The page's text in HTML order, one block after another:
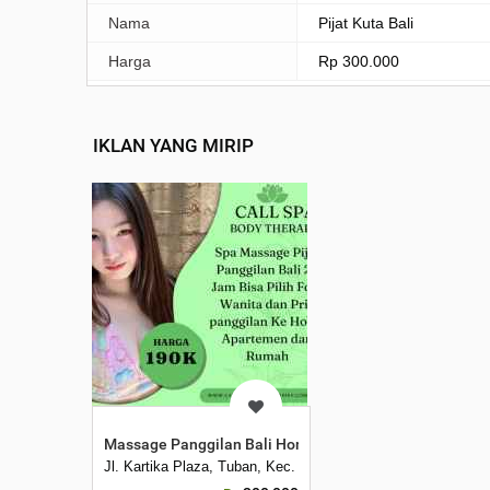
Nama Pijat Kuta Bali
Harga Rp 300.000
IKLAN YANG MIRIP
Massage Panggilan Bali Home Service Spa Kuta,
Jl. Kartika Plaza, Tuban, Kec. Kuta, Kabupaten Badung, Bali